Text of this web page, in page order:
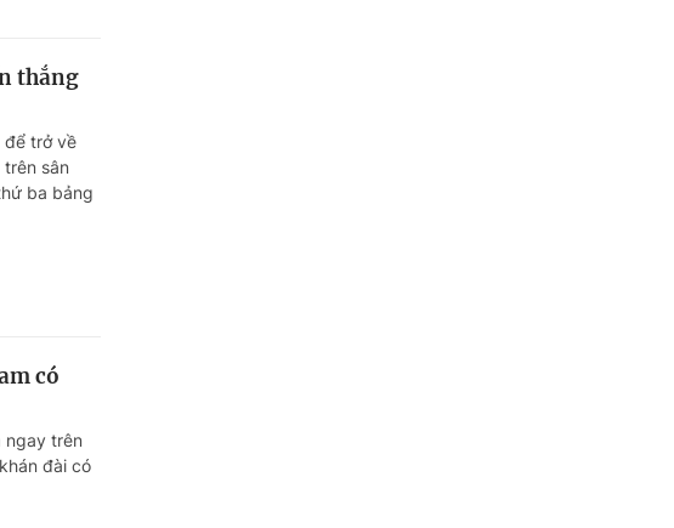
thắng
để trở về
sân
ba bảng
có
ngay trên
đài có